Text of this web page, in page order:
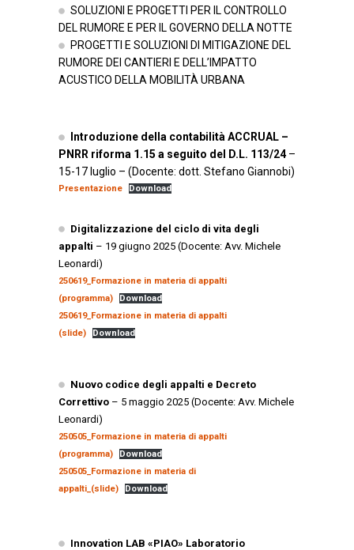
SOLUZIONI E PROGETTI PER IL CONTROLLO
DEL RUMORE E PER IL GOVERNO DELLA NOTTE
PROGETTI E SOLUZIONI DI MITIGAZIONE DEL
RUMORE DEI CANTIERI E DELL’IMPATTO
ACUSTICO DELLA MOBILITÀ URBANA
Introduzione della contabilità ACCRUAL –
PNRR riforma 1.15 a seguito del D.L. 113/24–
15-17 luglio – (Docente: dott. Stefano Giannobi)
Presentazione Download
Digitalizzazione del ciclo di vita degli
appalti – 19 giugno 2025 (Docente: Avv. Michele
Leonardi)
250619_Formazione in materia di appalti
(programma)
Download
250619_Formazione in materia di appalti
(slide)
Download
Nuovo codice degli appalti e Decreto
Correttivo – 5 maggio 2025 (Docente: Avv. Michele
Leonardi)
250505_Formazione in materia di appalti
(programma)
Download
250505_Formazione in materia di
appalti_(slide)
Download
Innovation LAB «PIAO» Laboratorio